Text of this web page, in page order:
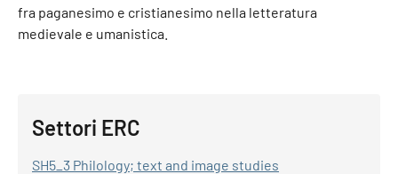
fra paganesimo e cristianesimo nella letteratura
medievale e umanistica.
Settori ERC
SH5_3 Philology; text and image studies